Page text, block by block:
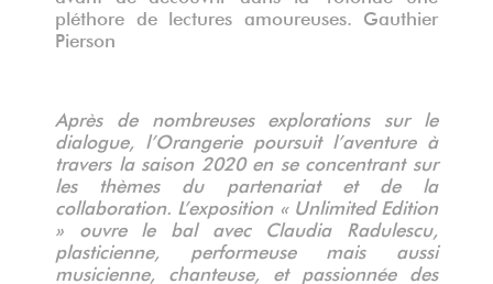
pléthore de lectures amoureuses. Gauthier
Pierson
Après de nombreuses explorations sur le
dialogue, l’Orangerie poursuit l’aventure à
travers la saison 2020 en se concentrant sur
les thèmes du partenariat et de la
collaboration. L’exposition « Unlimited Edition
» ouvre le bal avec Claudia Radulescu,
plasticienne, performeuse mais aussi
musicienne, chanteuse, et passionnée des